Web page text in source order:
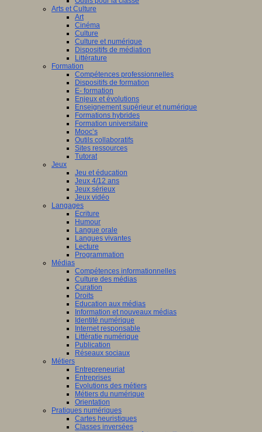
Arts et Culture
Art
Cinéma
Culture
Culture et numérique
Dispositifs de médiation
Littérature
Formation
Compétences professionnelles
Dispositifs de formation
E- formation
Enjeux et évolutions
Enseignement supérieur et numérique
Formations hybrides
Formation universitaire
Mooc’s
Outils collaboratifs
Sites ressources
Tutorat
Jeux
Jeu et éducation
Jeux 4/12 ans
Jeux sérieux
Jeux vidéo
Langages
Ecriture
Humour
Langue orale
Langues vivantes
Lecture
Programmation
Médias
Compétences informationnelles
Culture des médias
Curation
Droits
Education aux médias
Information et nouveaux médias
Identité numérique
Internet responsable
Littératie numérique
Publication
Réseaux sociaux
Métiers
Entrepreneuriat
Entreprises
Evolutions des métiers
Métiers du numérique
Orientation
Pratiques numériques
Cartes heuristiques
Classes inversées